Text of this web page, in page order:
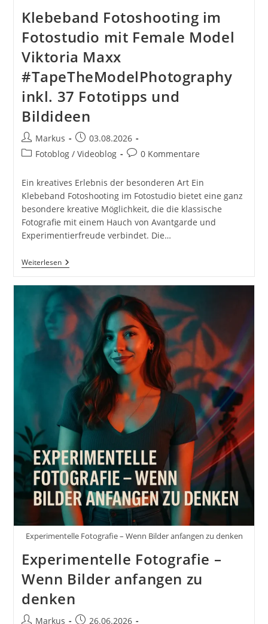
Klebeband Fotoshooting im
Fotostudio mit Female Model
Viktoria Maxx
#TapeTheModelPhotography
inkl. 37 Fototipps und
Bildideen
Beitrags-
Autor:
Markus
Beitrag
veröffentlicht:
03.08.2026
Beitrags-
Fotoblog / Videoblog
Beitrags-
0 Kommentare
Ein kreatives Erlebnis der besonderen Art Ein
Klebeband Fotoshooting im Fotostudio bietet eine ganz
besondere kreative Möglichkeit, die die klassische
Fotografie mit einem Hauch von Avantgarde und
Experimentierfreude verbindet. Die…
WeiterlesenKlebeband
Fotoshooting
Fotostudio
Mit
Female
Model
Viktoria
Maxx
#TapeTheModelPhotography
Inkl.
Fototipps
Und
Bildideen
Experimentelle Fotografie – Wenn Bilder anfangen zu denken
Experimentelle Fotografie –
Wenn Bilder anfangen zu
denken
Beitrags-
Markus
Beitrag26.06.2026